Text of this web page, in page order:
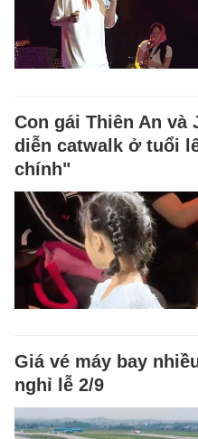
Con gái Thiên An và
diễn catwalk ở tuổi
chính"
Giá vé máy bay
nghỉ lễ 2/9